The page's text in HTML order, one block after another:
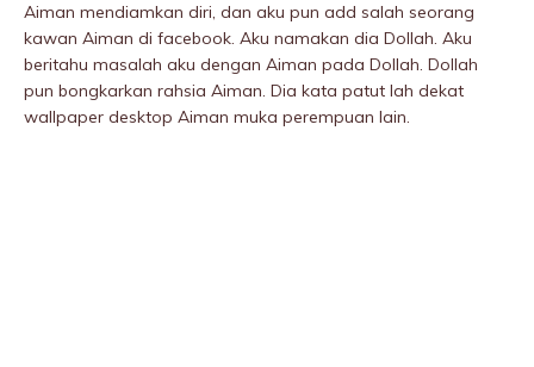
Aiman mendiamkan diri, dan aku pun add salah seorang
kawan Aiman di facebook. Aku namakan dia Dollah. Aku
beritahu masalah aku dengan Aiman pada Dollah. Dollah
pun bongkarkan rahsia Aiman. Dia kata patut lah dekat
wallpaper desktop Aiman muka perempuan lain.